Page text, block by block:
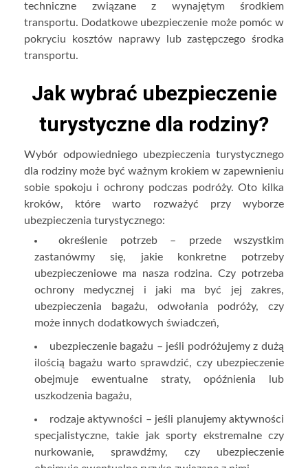
techniczne związane z wynajętym środkiem
transportu. Dodatkowe ubezpieczenie może pomóc w
pokryciu kosztów naprawy lub zastępczego środka
transportu.
Jak wybrać ubezpieczenie
turystyczne dla rodziny?
Wybór odpowiedniego ubezpieczenia turystycznego
dla rodziny może być ważnym krokiem w zapewnieniu
sobie spokoju i ochrony podczas podróży. Oto kilka
kroków, które warto rozważyć przy wyborze
ubezpieczenia turystycznego:
określenie potrzeb – przede wszystkim
zastanówmy się, jakie konkretne potrzeby
ubezpieczeniowe ma nasza rodzina. Czy potrzeba
ochrony medycznej i jaki ma być jej zakres,
ubezpieczenia bagażu, odwołania podróży, czy
może innych dodatkowych świadczeń,
ubezpieczenie bagażu – jeśli podróżujemy z dużą
ilością bagażu warto sprawdzić, czy ubezpieczenie
obejmuje ewentualne straty, opóźnienia lub
uszkodzenia bagażu,
rodzaje aktywności – jeśli planujemy aktywności
specjalistyczne, takie jak sporty ekstremalne czy
nurkowanie, sprawdźmy, czy ubezpieczenie